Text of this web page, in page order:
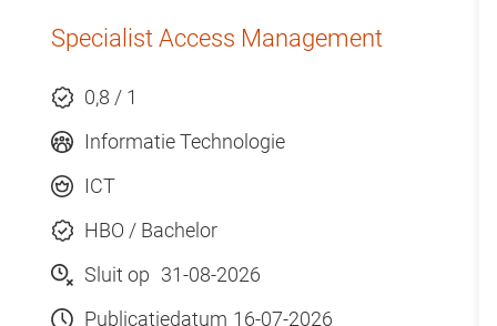
Wij staan voor een inclusieve gemeenschap en
bijdragen aan de kwaliteit van onderwijs, onderzoek
en onze dienstverlening.
die door hun achtergrond en ervaring bijdragen aan
de diversiteit van de VU-gemeenschap.
Specialist Access Management
0,8 / 1
Informatie Technologie
ICT
HBO / Bachelor
Sluit op 31-08-2026
Publicatiedatum 16-07-2026